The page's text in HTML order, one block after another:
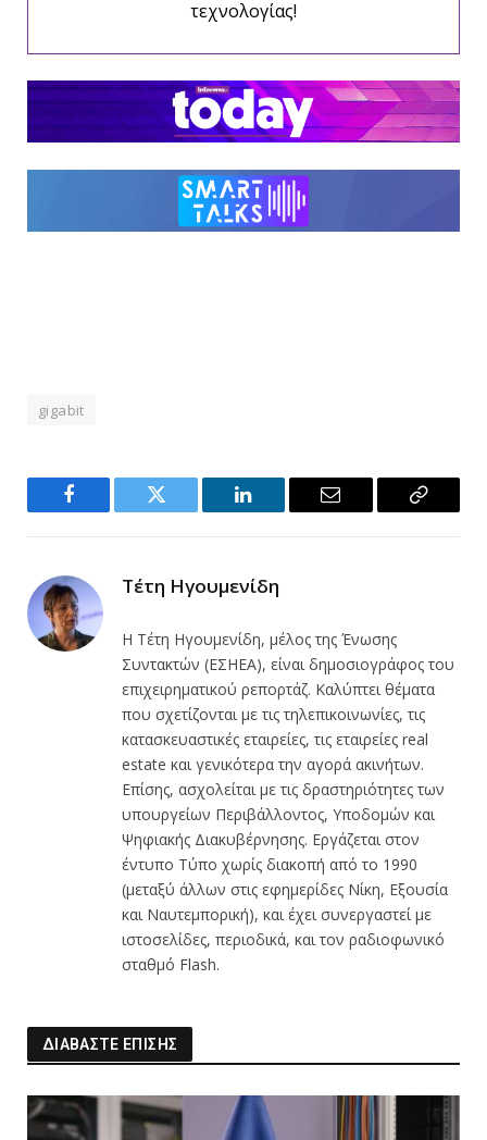
τεχνολογίας!
gigabit
Facebook Twitter LinkedIn Email
Copy
Τέτη Ηγουμενίδη
Η Τέτη Ηγουμενίδη, μέλος της Ένωσης
Συντακτών (ΕΣΗΕΑ), είναι δημοσιογράφος του
επιχειρηματικού ρεπορτάζ. Καλύπτει θέματα
που σχετίζονται με τις τηλεπικοινωνίες, τις
κατασκευαστικές εταιρείες, τις εταιρείες real
estate και γενικότερα την αγορά ακινήτων.
Επίσης, ασχολείται με τις δραστηριότητες των
υπουργείων Περιβάλλοντος, Υποδομών και
Ψηφιακής Διακυβέρνησης. Εργάζεται στον
έντυπο Τύπο χωρίς διακοπή από το 1990
(μεταξύ άλλων στις εφημερίδες Νίκη, Εξουσία
και Ναυτεμπορική), και έχει συνεργαστεί με
ιστοσελίδες, περιοδικά, και τον ραδιοφωνικό
σταθμό Flash.
ΔΙΑΒΑΣΤΕ ΕΠΙΣΗΣ